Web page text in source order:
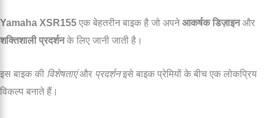
Yamaha XSR155 एक बेहतरीन बाइक है जो अपनेआकर्षक डिज़ाइनऔर
शक्तिशाली प्रदर्शनके लिए जानी जाती है।
इस बाइक की विशेषताएंऔर प्रदर्शनइसे बाइक प्रेमियों के बीच एक लोकप्रिय
विकल्प बनाते हैं।